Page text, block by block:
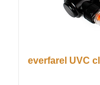
everfarel UVC